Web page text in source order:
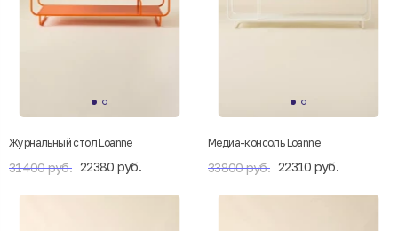
Журнальный стол Loanne
31400 руб. 22380 руб.
Медиа-консоль Loanne
33800 руб. 22310 руб.